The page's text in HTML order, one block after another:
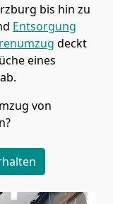
bis hin zu
Entsorgung
deckt
eines
von